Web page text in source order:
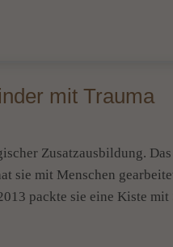
mit Trauma
Zusatzausbildung.
sie mit Menschen
packte sie eine Kiste